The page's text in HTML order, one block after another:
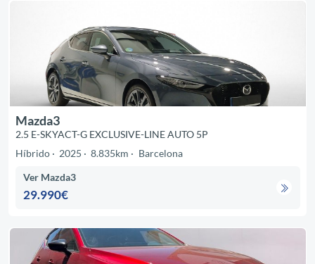
Mazda3
2.5 E-SKYACT-G EXCLUSIVE-LINE AUTO 5P
Híbrido
2025 8.835km Barcelona
Ver Mazda3
29.990€